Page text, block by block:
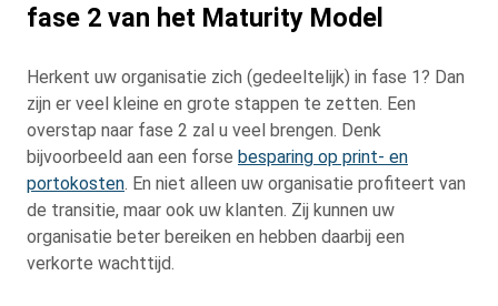
fase 2 van het Maturity Model
Herkent uw organisatie zich (gedeeltelijk) in fase 1? Dan
zijn er veel kleine en grote stappen te zetten. Een
overstap naar fase 2 zal u veel brengen. Denk
bijvoorbeeld aan een forse besparing op print- en
portokosten. En niet alleen uw organisatie profiteert van
de transitie, maar ook uw klanten. Zij kunnen uw
organisatie beter bereiken en hebben daarbij een
verkorte wachttijd.